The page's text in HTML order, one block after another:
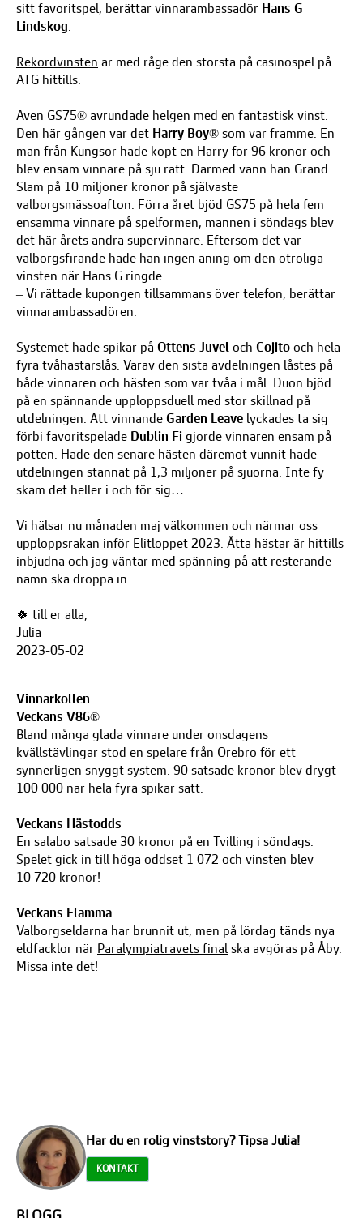
sitt favoritspel, berättar vinnarambassadör Hans G
Lindskog.
Rekordvinsten är med råge den största på casinospel på
ATG hittills.
Även GS75® avrundade helgen med en fantastisk vinst.
Den här gången var det Harry Boy® som var framme. En
man från Kungsör hade köpt en Harry för 96 kronor och
blev ensam vinnare på sju rätt. Därmed vann han Grand
Slam på 10 miljoner kronor på självaste
valborgsmässoafton. Förra året bjöd GS75 på hela fem
ensamma vinnare på spelformen, mannen i söndags blev
det här årets andra supervinnare. Eftersom det var
valborgsfirande hade han ingen aning om den otroliga
vinsten när Hans G ringde.
– Vi rättade kupongen tillsammans över telefon, berättar
vinnarambassadören.
Systemet hade spikar på Ottens Juvel och Cojito och hela
fyra tvåhästarslås. Varav den sista avdelningen låstes på
både vinnaren och hästen som var tvåa i mål. Duon bjöd
på en spännande upploppsduell med stor skillnad på
utdelningen. Att vinnande Garden Leave lyckades ta sig
förbi favoritspelade Dublin Fi gjorde vinnaren ensam på
potten. Hade den senare hästen däremot vunnit hade
utdelningen stannat på 1,3 miljoner på sjuorna. Inte fy
skam det heller i och för sig…
Vi hälsar nu månaden maj välkommen och närmar oss
upploppsrakan inför Elitloppet 2023. Åtta hästar är hittills
inbjudna och jag väntar med spänning på att resterande
namn ska droppa in.
🍀 till er alla,
Julia
2023-05-02
Vinnarkollen
Veckans V86®
Bland många glada vinnare under onsdagens
kvällstävlingar stod en spelare från Örebro för ett
synnerligen snyggt system. 90 satsade kronor blev drygt
100 000 när hela fyra spikar satt.
Veckans Hästodds
En salabo satsade 30 kronor på en Tvilling i söndags.
Spelet gick in till höga oddset 1 072 och vinsten blev
10 720 kronor!
Veckans Flamma
Valborgseldarna har brunnit ut, men på lördag tänds nya
eldfacklor när Paralympiatravets finalska avgöras på Åby.
Missa inte det!
Har du en rolig vinststory? Tipsa Julia!
KONTAKT